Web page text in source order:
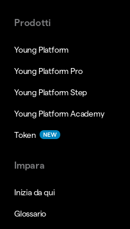
Prodotti
Young Platform
Young Platform Pro
Young Platform Step
Young Platform Academy
Token NEW
Impara
Inizia da qui
Glossario